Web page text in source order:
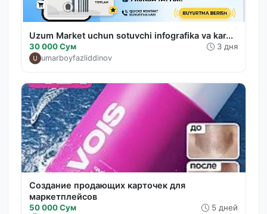
Uzum Market uchun sotuvchi infografika va kar...
30 000 Сум 3 дня
umarboyfazliddinov
Создание продающих карточек для
маркетплейсов
50 000 Сум 5 дней